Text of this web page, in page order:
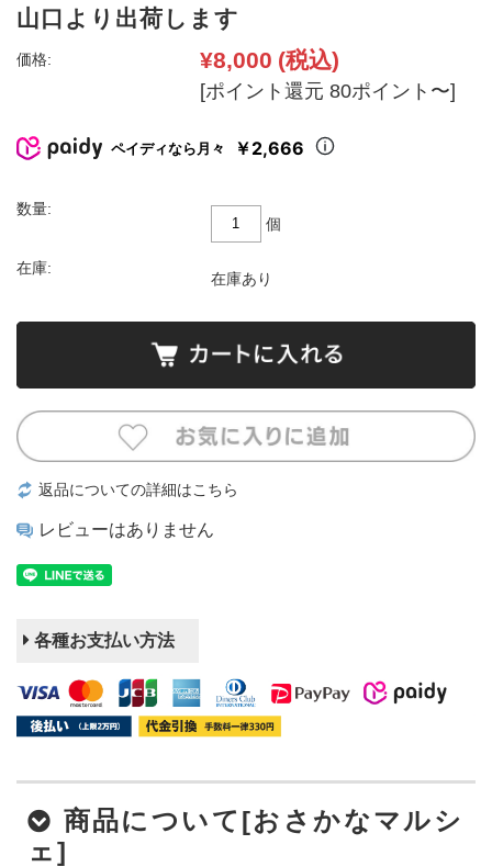
山口より出荷します
価格: ¥8,000 (税込)
[ポイント還元 80ポイント〜]
ペイディなら月々 ￥2,666
数量:
個
在庫:
在庫あり
返品についての詳細はこちら
レビューはありません
各種お支払い方法
商品について[おさかなマルシ
ェ]